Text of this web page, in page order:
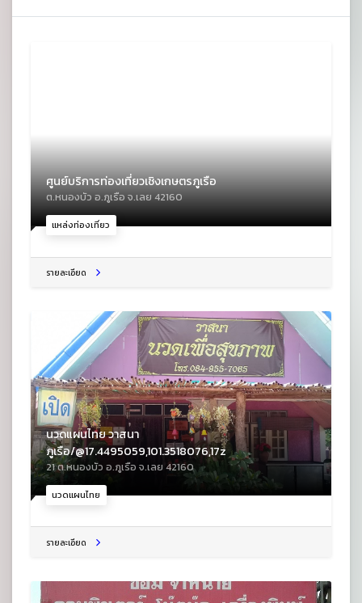
แหล่งท่องเที่ยว
ศูนย์บริการท่องเที่ยวเชิงเกษตรภูเรือ
ต.หนองบัว อ.ภูเรือ จ.เลย 42160
รายละเอียด
นวดแผนไทย
นวดแผนไทย วาสนา
ภูเรือ/@17.4495059,101.3518076,17z
21 ต.หนองบัว อ.ภูเรือ จ.เลย 42160
รายละเอียด